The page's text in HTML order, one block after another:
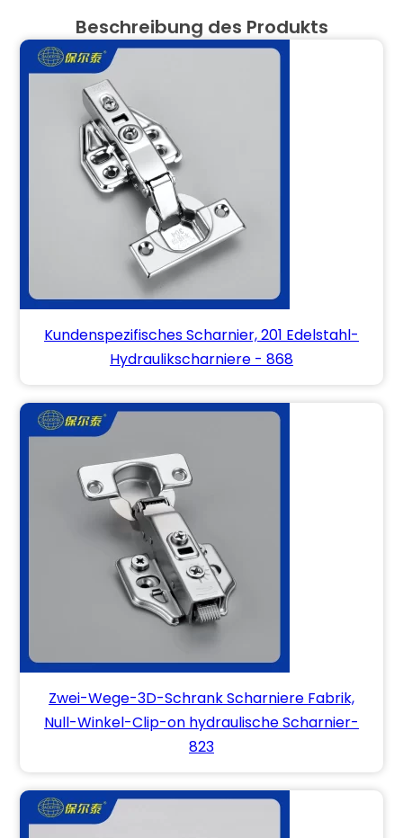
Beschreibung des Produkts
Kundenspezifisches Scharnier, 201 Edelstahl-
Hydraulikscharniere - 868
Zwei-Wege-3D-Schrank Scharniere Fabrik,
Null-Winkel-Clip-on hydraulische Scharnier-
823